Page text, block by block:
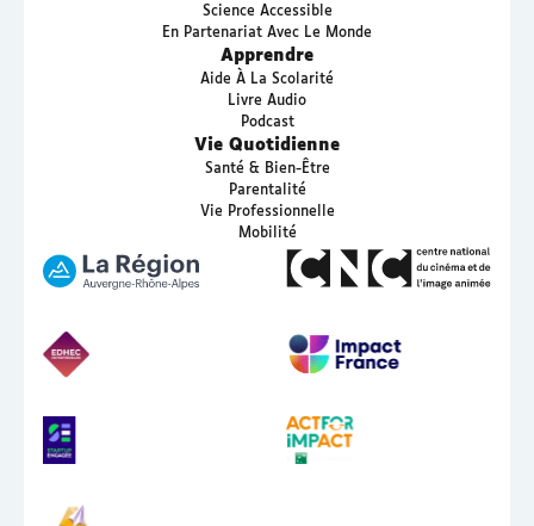
Science Accessible
En Partenariat Avec Le Monde
Apprendre
Aide À La Scolarité
Livre Audio
Podcast
Vie Quotidienne
Santé & Bien-Être
Parentalité
Vie Professionnelle
Mobilité